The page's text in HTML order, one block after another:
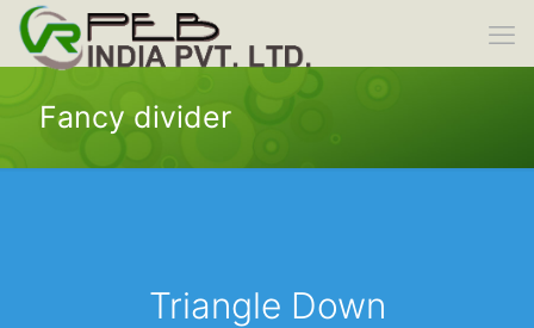
Fancy divider
Triangle Down